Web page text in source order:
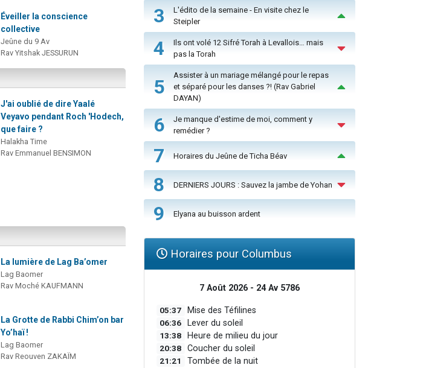
Éveiller la conscience
collective
Jeûne du 9 Av
Rav Yitshak JESSURUN
J'ai oublié de dire Yaalé
Veyavo pendant Roch 'Hodech,
que faire ?
Halakha Time
Rav Emmanuel BENSIMON
La lumière de Lag Ba’omer
Lag Baomer
Rav Moché KAUFMANN
La Grotte de Rabbi Chim’on bar
Yo’haï !
Lag Baomer
Rav Reouven ZAKAÏM
3
L'édito de la semaine - En visite chez le
Steipler
4
Ils ont volé 12 Sifré Torah à Levallois… mais
pas la Torah
5
Assister à un mariage mélangé pour le repas
et séparé pour les danses ?! (Rav Gabriel
DAYAN)
6
Je manque d'estime de moi, comment y
remédier ?
7 Horaires du Jeûne de Ticha Béav
8 DERNIERS JOURS : Sauvez la jambe de Yohan
9 Elyana au buisson ardent
Horaires pour Columbus
7 Août 2026 - 24 Av 5786
05:37 Mise des Téfilines
06:36 Lever du soleil
13:38 Heure de milieu du jour
20:38 Coucher du soleil
21:21 Tombée de la nuit